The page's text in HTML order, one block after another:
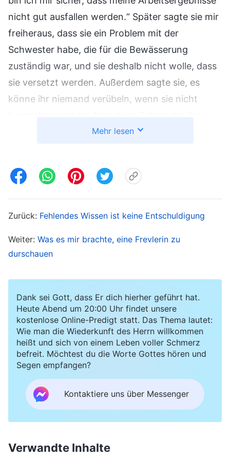
nicht gut ausfallen werden.“ Später sagte sie mir
freiheraus, dass sie ein Problem mit der
Schwester habe, die für die Bewässerung
zuständig war, und sie deshalb nicht wolle, dass
sie versetzt werden. Außerdem sagte sie, es
könne ihr niemand verübeln, wenn sie nicht
mehr Probleme bereitete. Als ich die Drohung in
schlechte Menschlichkeit, und ich müsse
vorsichtig sein, wenn ich ihre Arbeit überprüfte,
sonst würde sie etwas finden, das sie gegen
Einmal beauftragte uns ein oberer Leiter mit
und feststellen, ob es in der Gemeinde Frevler
oder Antichristen gab, und falls welche entdeckt
werden, diese entfernen und aus der Gemeinde
werfen. Mir kam Lillian in den Sinn. Sie hatte
schlechte Menschlichkeit und weigerte sich, die
Wahrheit anzunehmen. Sie nahm es jedem Übel,
der sie auf Probleme hinwies, und verdrehte die
Fakten, verwechselte Schwarz mit Weiß und
verbreitete ihre Vorurteile hinter deren Rücken.
Verhalten näher ansehen. Doch dann dachte ich
Mehr lesen
Zurück: Fehlendes Wissen ist keine Entschuldigung
Weiter: Was es mir brachte, eine Frevlerin zu
durschauen
Dank sei Gott, dass Er dich hierher geführt hat.
Heute Abend um 20:00 Uhr findet unsere
kostenlose Online-Predigt statt. Das Thema lautet:
Wie man die Wiederkunft des Herrn willkommen
heißt und sich von einem Leben voller Schmerz
befreit. Möchtest du die Worte Gottes hören und
Segen empfangen?
Kontaktiere uns über Messenger
Verwandte Inhalte